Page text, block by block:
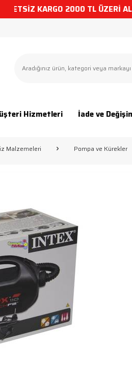
KARGO 2000 TL ÜZERİ
Hizmetleri İade ve
Malzemeleri Pompa ve Kürekler